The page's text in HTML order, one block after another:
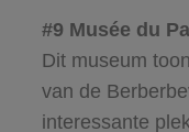
#9 Musée du
Dit museum
van de
interessante